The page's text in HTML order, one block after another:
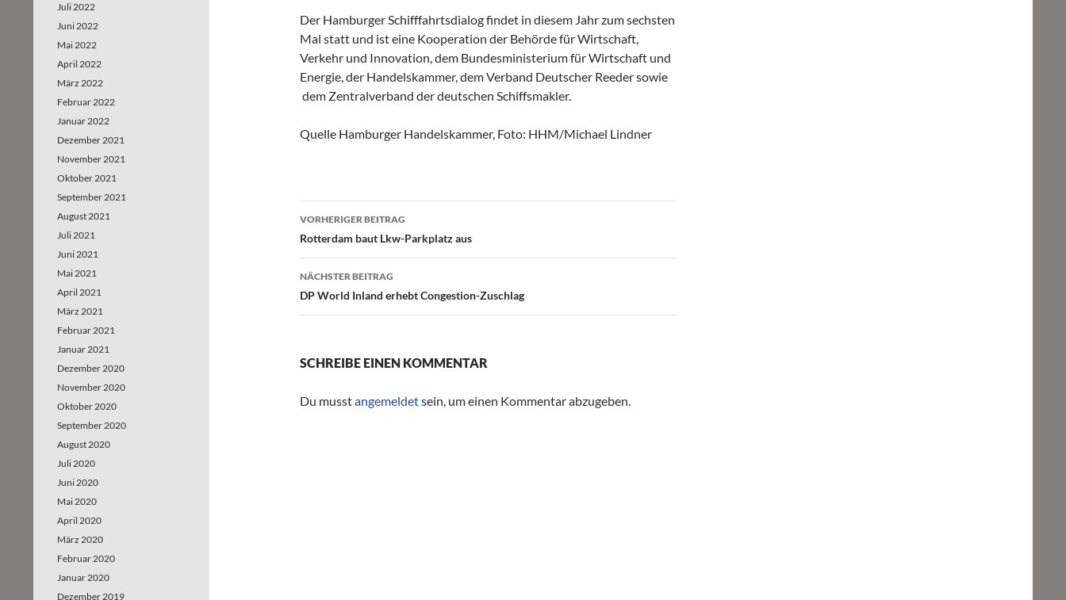
Der Hamburger Schifffahrtsdialog findet in diesem Jahr zum sechsten
Mal statt und ist eine Kooperation der Behörde für Wirtschaft,
Verkehr und Innovation, dem Bundesministerium für Wirtschaft und
Energie, der Handelskammer, dem Verband Deutscher Reeder sowie
dem Zentralverband der deutschen Schiffsmakler.
Quelle Hamburger Handelskammer, Foto: HHM/Michael Lindner
Beitragsnavigation
VORHERIGER BEITRAG
Rotterdam baut Lkw-Parkplatz aus
NÄCHSTER BEITRAG
DP World Inland erhebt Congestion-Zuschlag
SCHREIBE EINEN KOMMENTAR
Du musstangemeldetsein, um einen Kommentar abzugeben.
Juli 2022
Juni 2022
Mai 2022
April 2022
März 2022
Februar 2022
Januar 2022
Dezember 2021
November 2021
Oktober 2021
September 2021
August 2021
Juli 2021
Juni 2021
Mai 2021
April 2021
März 2021
Februar 2021
Januar 2021
Dezember 2020
November 2020
Oktober 2020
September 2020
August 2020
Juli 2020
Juni 2020
Mai 2020
April 2020
März 2020
Februar 2020
Januar 2020
Dezember 2019